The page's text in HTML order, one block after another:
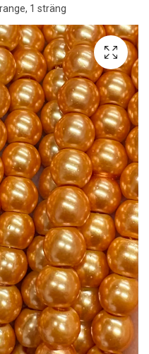
1 sträng